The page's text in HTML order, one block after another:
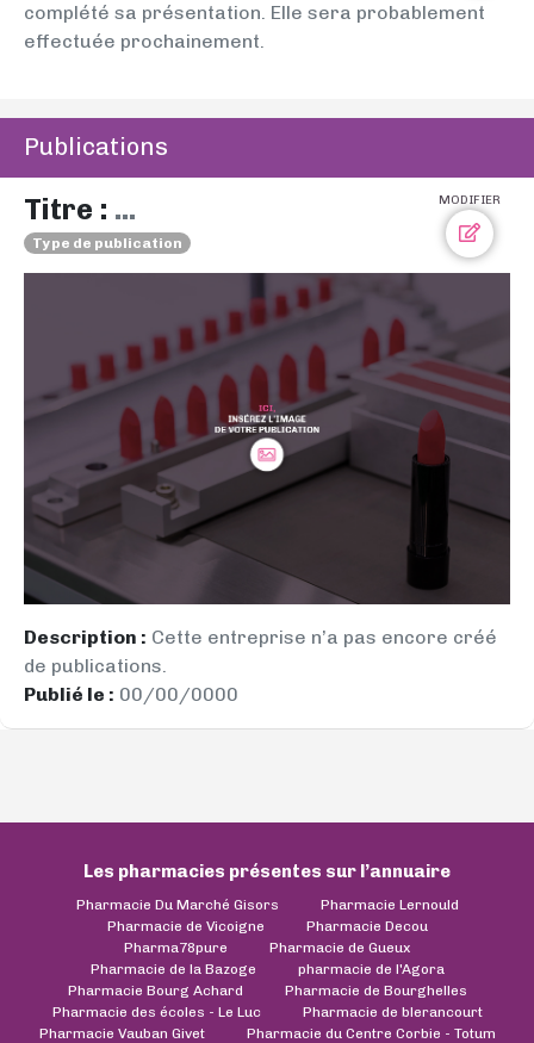
complété sa présentation. Elle sera probablement
effectuée prochainement.
Publications
MODIFIER
Titre : ...
Type de publication
Description : Cette entreprise n’a pas encore créé
de publications.
Publié le : 00/00/0000
Les pharmacies présentes sur l’annuaire
Pharmacie Du Marché Gisors
Pharmacie Lernould
Pharmacie de Vicoigne
Pharmacie Decou
Pharma78pure
Pharmacie de Gueux
Pharmacie de la Bazoge
pharmacie de l'Agora
Pharmacie Bourg Achard
Pharmacie de Bourghelles
Pharmacie des écoles - Le Luc
Pharmacie de blerancourt
Pharmacie Vauban Givet
Pharmacie du Centre Corbie - Totum